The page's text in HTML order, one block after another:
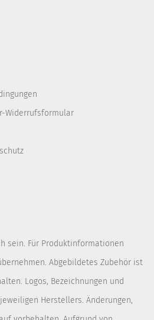
Widerrufsformular
sein. Für Produktinformationen
Abgebildetes Zubehör ist
Logos, Bezeichnungen und
Herstellers. Änderungen,